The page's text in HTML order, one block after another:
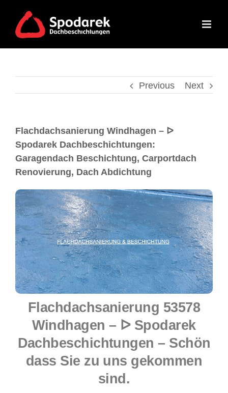
Previous Next
Flachdachsanierung Windhagen – ᐅ
Spodarek Dachbeschichtungen:
Garagendach Beschichtung, Carportdach
Renovierung, Dach Abdichtung
Flachdachsanierung 53578
Windhagen – ᐅ Spodarek
Dachbeschichtungen – Schön
dass Sie zu uns gekommen
sind.